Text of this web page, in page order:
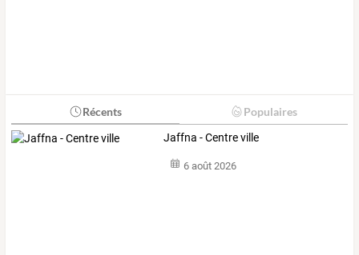
Récents Populaires
Jaffna - Centre ville
6 août 2026